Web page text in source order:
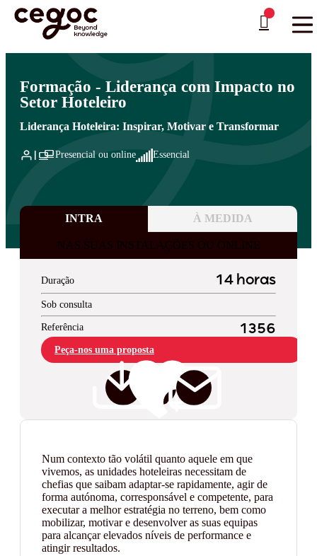
Skip to main content
Está aqui:Home >Áreas de Formação
Liderança e Gestão de Equipas de
Hotel
Formação - Liderança com Impacto no
Setor Hoteleiro
Liderança Hoteleira: Inspirar, Motivar e Transformar
Presencial ou online Essencial
INTRA À MEDIDA
NAS SUAS INSTALAÇÕES OU ONLINE
Duração 14 horas
Sob consulta
Referência 1356
Peça-nos uma proposta
Num contexto tão volátil quanto aquele em que
vivemos, as unidades hoteleiras necessitam de
chefias que saibam adaptar-se rapidamente, agir de
forma autónoma, corresponsável e competente, para
executar a melhor estratégia no terreno, bem como
mobilizar, motivar e desenvolver as suas equipas
para alcançar elevados níveis de performance e
atingir resultados.